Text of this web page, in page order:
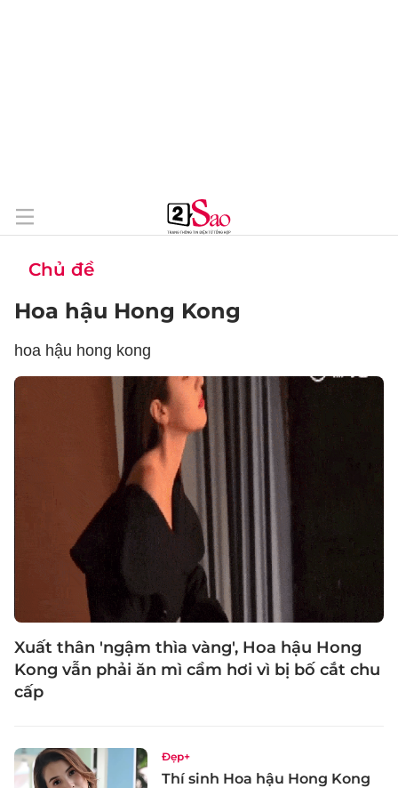
Chủ đề
Hoa hậu Hong Kong
hoa hậu hong kong
Xuất thân 'ngậm thìa vàng', Hoa hậu Hong
Kong vẫn phải ăn mì cầm hơi vì bị bố cắt chu
cấp
Đẹp+
Thí sinh Hoa hậu Hong Kong